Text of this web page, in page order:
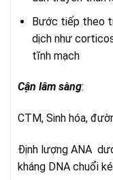
Bước tiếp theo
dịch như
tĩnh mạch
Cận lâm sàng:
CTM, Sinh hóa,
Định lượng ANA
kháng DNA chuổi